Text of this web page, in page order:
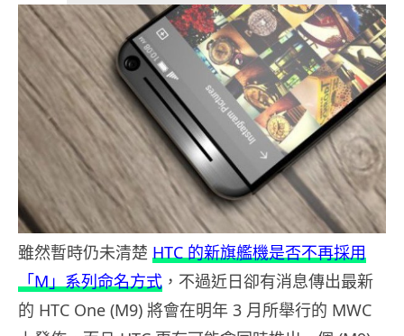
雖然暫時仍未清楚 HTC 的新旗艦機是否不再採用
「M」系列命名方式 ，不過近日卻有消息傳出最新
的 HTC One (M9) 將會在明年 3 月所舉行的 MWC